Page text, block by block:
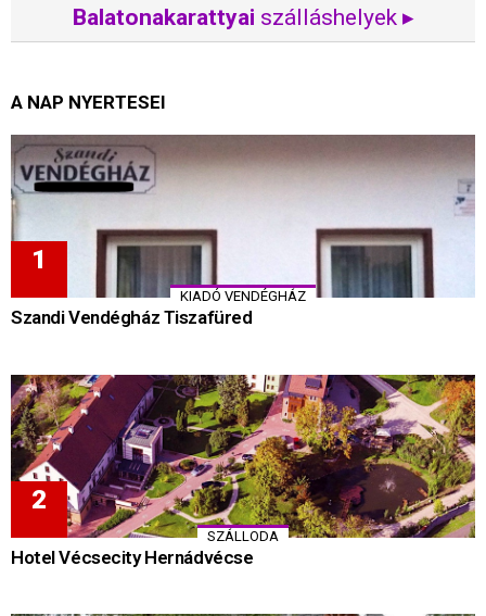
Balatonakarattyai szálláshelyek ▸
A NAP NYERTESEI
KIADÓ VENDÉGHÁZ
Szandi Vendégház Tiszafüred
SZÁLLODA
Hotel Vécsecity Hernádvécse